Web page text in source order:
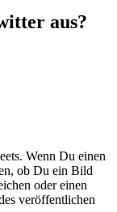
aus?
Wenn Du einen
ob Du ein Bild
oder einen
veröffentlichen